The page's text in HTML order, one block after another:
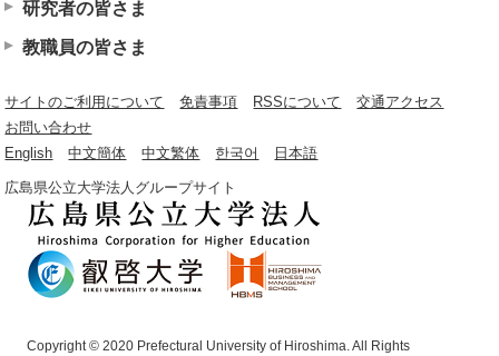
研究者の皆さま
教職員の皆さま
サイトのご利用について 免責事項 RSSについて
交通アクセス
お問い合わせ
English
中文簡体 中文繁体 한국어 日本語
広島県公立大学法人グループサイト
Copyright © 2020 Prefectural University of Hiroshima. All Rights